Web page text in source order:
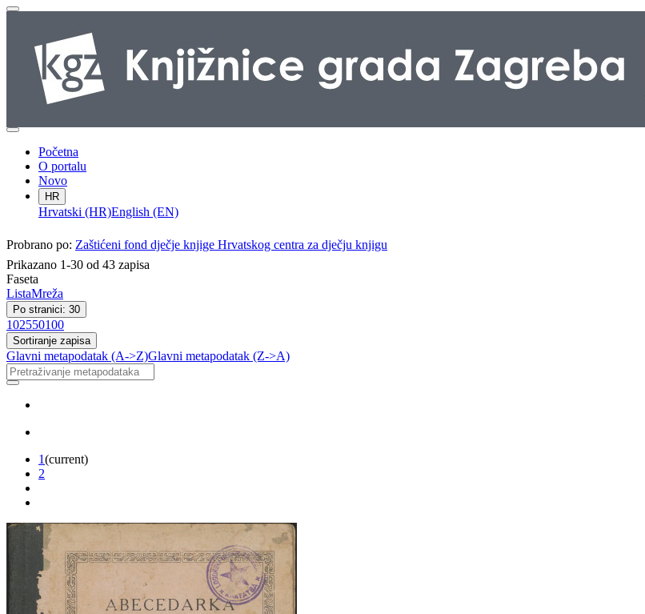
Početna
O portalu
Novo
HR
Hrvatski (HR)English (EN)
Probrano po: Zaštićeni fond dječje knjige Hrvatskog centra za dječju knjigu
Prikazano 1-30 od 43 zapisa
Faseta
ListaMreža
Po stranici: 30
102550100
Sortiranje zapisa
Glavni metapodatak (A->Z)Glavni metapodatak (Z->A)
1(current)
2